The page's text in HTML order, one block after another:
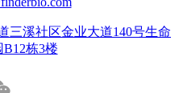
三溪社区金业大道140号生命
栋3楼